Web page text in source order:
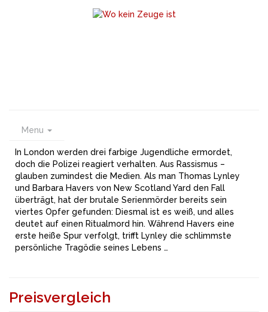
Menu
In London werden drei farbige Jugendliche ermordet,
doch die Polizei reagiert verhalten. Aus Rassismus –
glauben zumindest die Medien. Als man Thomas Lynley
und Barbara Havers von New Scotland Yard den Fall
überträgt, hat der brutale Serienmörder bereits sein
viertes Opfer gefunden: Diesmal ist es weiß, und alles
deutet auf einen Ritualmord hin. Während Havers eine
erste heiße Spur verfolgt, trifft Lynley die schlimmste
persönliche Tragödie seines Lebens …
Preisvergleich